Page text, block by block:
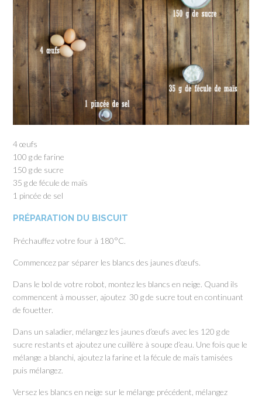
4 œufs
100 g de farine
150 g de sucre
35 g de fécule de maïs
1 pincée de sel
PRÉPARATION DU BISCUIT
Préchauffez votre four à 180°C.
Commencez par séparer les blancs des jaunes d’œufs.
Dans le bol de votre robot, montez les blancs en neige. Quand ils
commencent à mousser, ajoutez 30 g de sucre tout en continuant
de fouetter.
Dans un saladier, mélangez les jaunes d’œufs avec les 120 g de
sucre restants et ajoutez une cuillère à soupe d’eau. Une fois que le
mélange a blanchi, ajoutez la farine et la fécule de maïs tamisées
puis mélangez.
Versez les blancs en neige sur le mélange précédent, mélangez